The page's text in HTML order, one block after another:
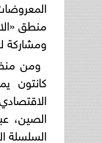
منطق
ومشاركة
كانتون
الصين،
السلسلة